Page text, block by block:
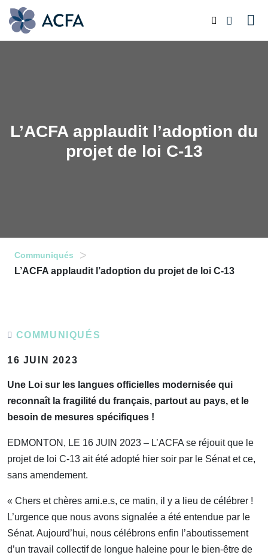
L’ACFA applaudit l’adoption du
projet de loi C-13
Communiqués >
L’ACFA applaudit l’adoption du projet de loi C-13
COMMUNIQUÉS
16 JUIN 2023
Une Loi sur les langues officielles modernisée qui
reconnaît la fragilité du français, partout au pays, et le
besoin de mesures spécifiques !
EDMONTON, LE 16 JUIN 2023 – L’ACFA se réjouit que le
projet de loi C-13 ait été adopté hier soir par le Sénat et ce,
sans amendement.
« Chers et chères ami.e.s, ce matin, il y a lieu de célébrer !
L’urgence que nous avons signalée a été entendue par le
Sénat. Aujourd’hui, nous célébrons enfin l’aboutissement
d’un travail collectif de longue haleine pour le bien-être de